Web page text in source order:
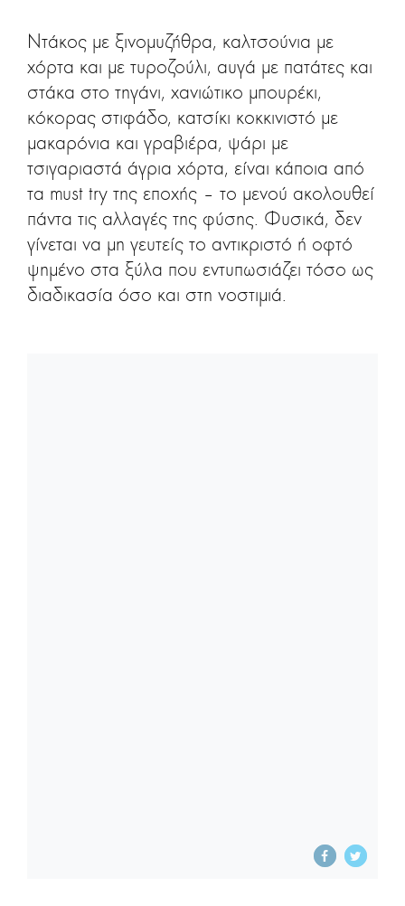
Ντάκος με ξινομυζήθρα, καλτσούνια με
χόρτα και με τυροζούλι, αυγά με πατάτες και
στάκα στο τηγάνι, χανιώτικο μπουρέκι,
κόκορας στιφάδο, κατσίκι κοκκινιστό με
μακαρόνια και γραβιέρα, ψάρι με
τσιγαριαστά άγρια χόρτα, είναι κάποια από
τα must try της εποχής – το μενού ακολουθεί
πάντα τις αλλαγές της φύσης. Φυσικά, δεν
γίνεται να μη γευτείς το αντικριστό ή οφτό
ψημένο στα ξύλα που εντυπωσιάζει τόσο ως
διαδικασία όσο και στη νοστιμιά.